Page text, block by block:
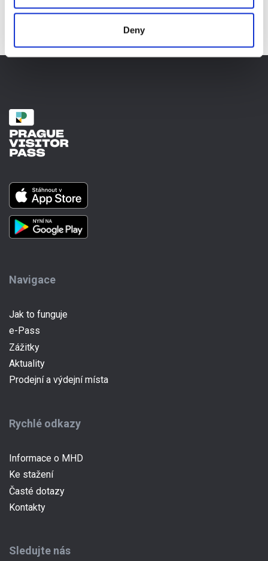
Deny
Navigace
Jak to funguje
e-Pass
Zážitky
Aktuality
Prodejní a výdejní místa
Rychlé odkazy
Informace o MHD
Ke stažení
Časté dotazy
Kontakty
Sledujte nás